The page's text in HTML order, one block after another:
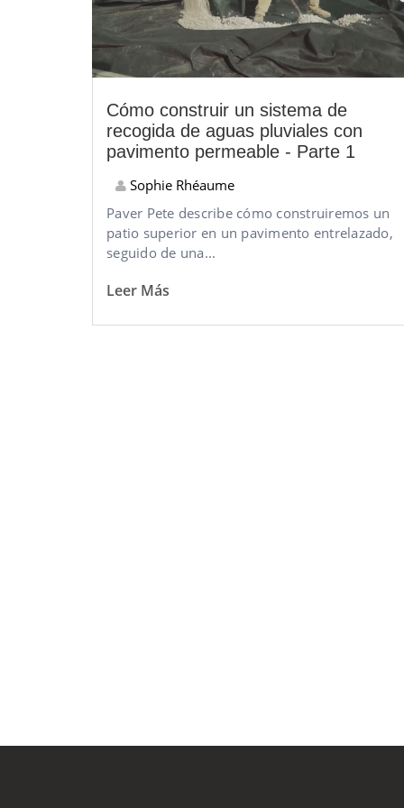
Cómo construir un sistema de
recogida de aguas pluviales con
pavimento permeable - Parte 1
Sophie Rhéaume
Paver Pete describe cómo construiremos un
patio superior en un pavimento entrelazado,
seguido de una...
Leer Más